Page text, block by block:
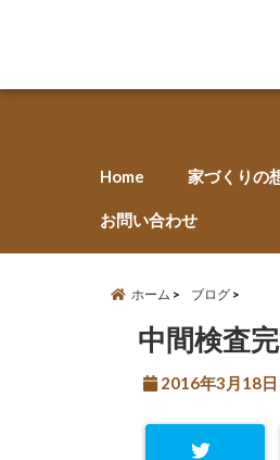
Home 家づくりの
お問い合わせ
ホーム ブログ
中間検査完
2016年3月18日